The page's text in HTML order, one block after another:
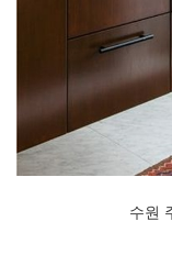
수원